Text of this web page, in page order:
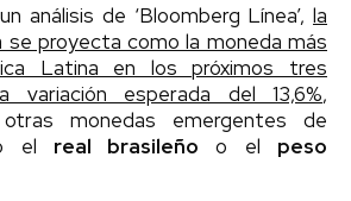
análisis de ‘Bloomberg Línea’, la
se proyecta como la moneda más
Latina en los próximos tres
variación esperada del 13,6%,
monedas emergentes de
el real brasileño o el peso